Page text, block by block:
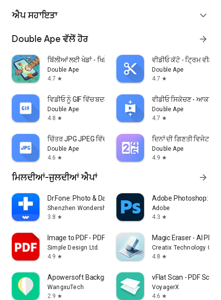
ਐਪ ਸਹਾਇਤਾ expand_more
Double Ape ਵੱਲੋਂ ਹੋਰ arrow_forward
ਬਿੱਲੀਆਂ ਲਈ ਖੇਡਾਂ - ਖਿਡੌਣਾ
Double Ape
4.7 star
ਵੀਡੀਓ ਕੱਟੋ - ਟ੍ਰਿਮ ਵੀਡੀਓ
Double Ape
4.7 star
ਵਿਡੀਓ ਨੂੰ GIF ਵਿੱਚ ਬਦਲੋ
Double Ape
4.8 star
ਵੀਡੀਓ ਸਿਕੋਚਣ - ਆਕਾਰ
Double Ape
4.7 star
ਚਿੱਤਰ JPG JPEG ਵਿੱਚ ਬਦਲੋ
Double Ape
4.6 star
ਦਿਨਾਂ ਦੀ ਗਿਣਤੀ ਵਿਜੇਟ
Double Ape
4.9 star
ਮਿਲਦੀਆਂ-ਜੁਲਦੀਆਂ ਐਪਾਂ arrow_forward
Dr.Fone: Photo & Data Recovery
Shenzhen Wondershare Software Co., Ltd.
3.8 star
Adobe Photoshop:
Adobe
4.3 star
Image to PDF - PDF Maker
Simple Design Ltd.
4.9 star
Magic Eraser - AI
Creatix Technology
4.8 star
Apowersoft Background Eraser
WangxuTech
2.9 star
vFlat Scan - PDF
VoyagerX
4.6 star